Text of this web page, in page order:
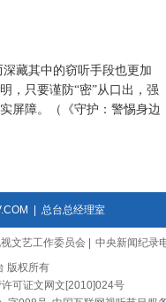
藏其中的窃听手段也更加
，只要谨防“密”从口出，强
屏障。（《守护：警惕身边
总台总经理室
文艺工作委员会
中央新闻纪录
版权所有
许可证文网文[2010]024号